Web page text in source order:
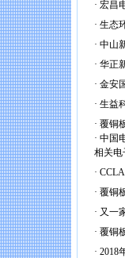
· 宏昌
· 生态
· 中山
· 华正
· 金安
· 生益
· 覆铜
· 中国
相关电
·
· 覆铜
· 又一
· 覆铜
· 2018